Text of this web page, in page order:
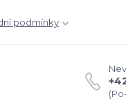
podmínky